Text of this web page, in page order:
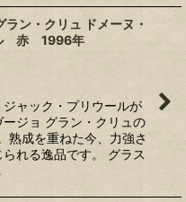
ン・クリュ ドメーヌ・
赤 1996年
ャック・プリウールが
ジョ グラン・クリュの
熟成を重ねた今、力強さ
れる逸品です。 グラス